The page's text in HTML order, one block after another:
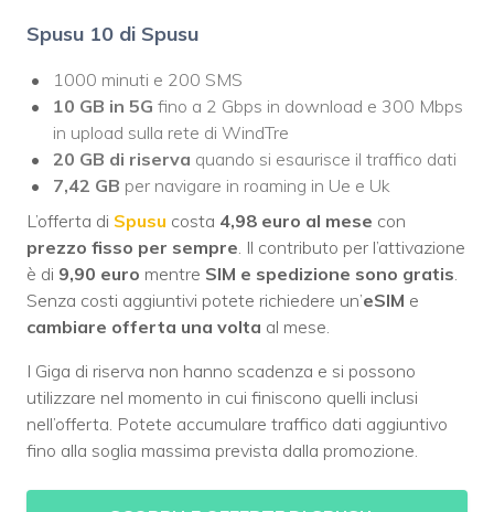
Spusu 10 di Spusu
1000 minuti e 200 SMS
10 GB in 5G fino a 2 Gbps in download e 300 Mbps
in upload sulla rete di WindTre
20 GB di riserva quando si esaurisce il traffico dati
7,42 GB per navigare in roaming in Ue e Uk
L’offerta di Spusu costa 4,98 euro al mese con
prezzo fisso per sempre . Il contributo per l’attivazione
è di 9,90 euro mentre SIM e spedizione sono gratis
Senza costi aggiuntivi potete richiedere un’eSIM e
cambiare offerta una volta al mese.
I Giga di riserva non hanno scadenza e si possono
utilizzare nel momento in cui finiscono quelli inclusi
nell’offerta. Potete accumulare traffico dati aggiuntivo
fino alla soglia massima prevista dalla promozione.